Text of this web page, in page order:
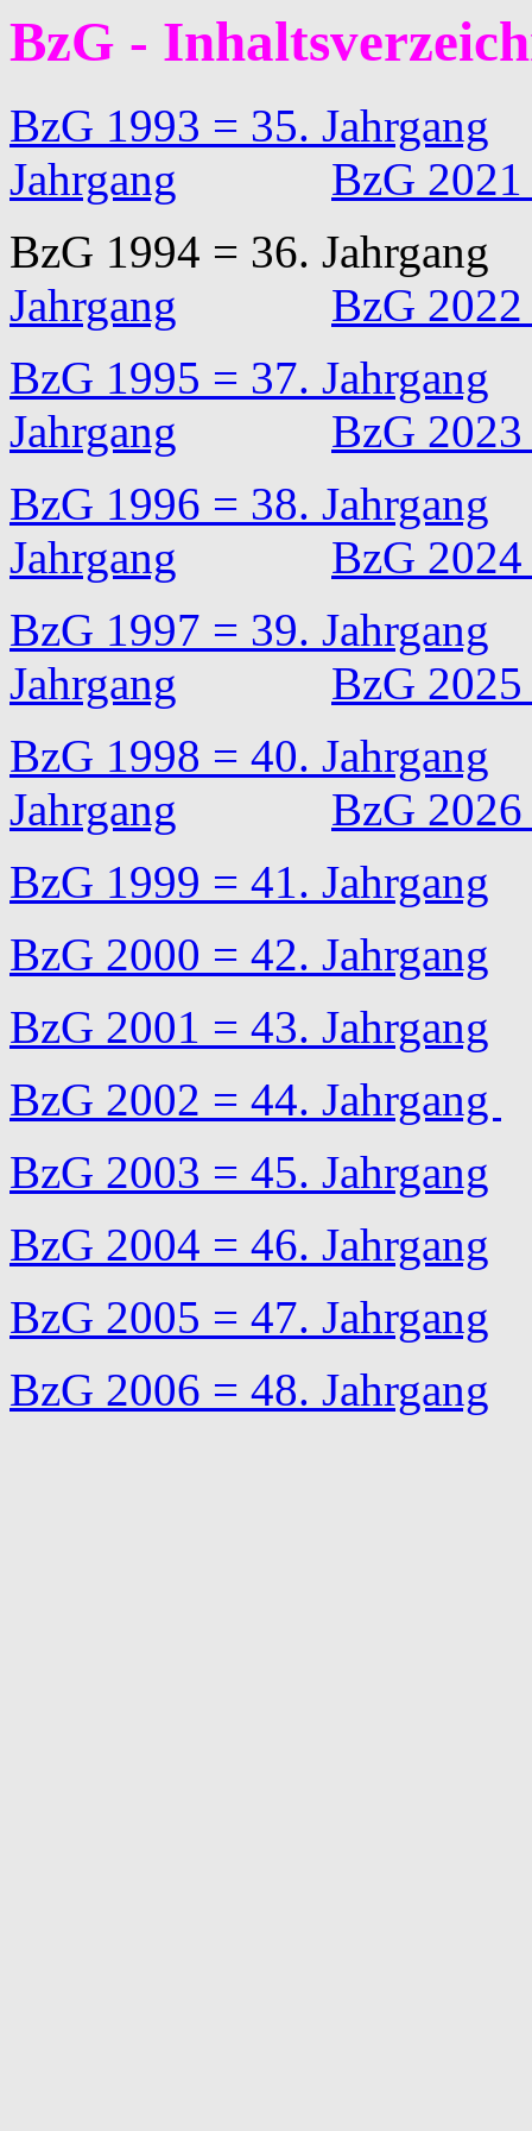
BzG -
BzG 1993 = 35. Jahrgang
Jahrgang
BzG
BzG 1994 = 36.
Jahrgang
BzG
BzG 1995 = 37. Jahrgang
Jahrgang
BzG
BzG 1996 = 38. Jahrgang
Jahrgang
BzG
BzG 1997 = 39. Jahrgang
Jahrgang
BzG
BzG 1998 = 40. Jahrgang
Jahrgang
BzG
BzG 1999 = 41. Jahrgang
BzG 2000 = 42. Jahrgang
BzG 2001 = 43. Jahrgang
BzG 2002 = 44. Jahrgang
BzG 2003 = 45. Jahrgang
BzG 2004 = 46. Jahrgang
BzG 2005 = 47. Jahrgang
BzG 2006 = 48. Jahrgang